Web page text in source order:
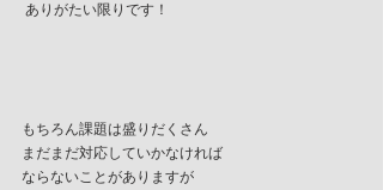
ありがたい限りです！
もちろん課題は盛りだくさん
まだまだ対応していかなければ
ならないことがありますが